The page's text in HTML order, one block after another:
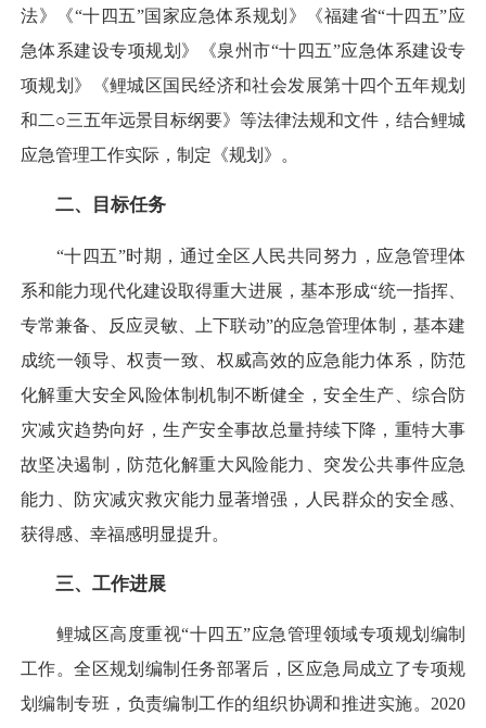
法》《“十四五”国家应急体系规划》《福建省“十四五”应
急体系建设专项规划》《泉州市“十四五”应急体系建设专
项规划》《鲤城区国民经济和社会发展第十四个五年规划
和二○三五年远景目标纲要》等法律法规和文件，结合鲤城
应急管理工作实际，制定《规划》。
二、目标任务
“十四五”时期，通过全区人民共同努力，应急管理体
系和能力现代化建设取得重大进展，基本形成“统一指挥、
专常兼备、反应灵敏、上下联动”的应急管理体制，基本建
成统一领导、权责一致、权威高效的应急能力体系，防范
化解重大安全风险体制机制不断健全，安全生产、综合防
灾减灾趋势向好，生产安全事故总量持续下降，重特大事
故坚决遏制，防范化解重大风险能力、突发公共事件应急
能力、防灾减灾救灾能力显著增强，人民群众的安全感、
获得感、幸福感明显提升。
三、工作进展
鲤城区高度重视“十四五”应急管理领域专项规划编制
工作。全区规划编制任务部署后，区应急局成立了专项规
划编制专班，负责编制工作的组织协调和推进实施。2020